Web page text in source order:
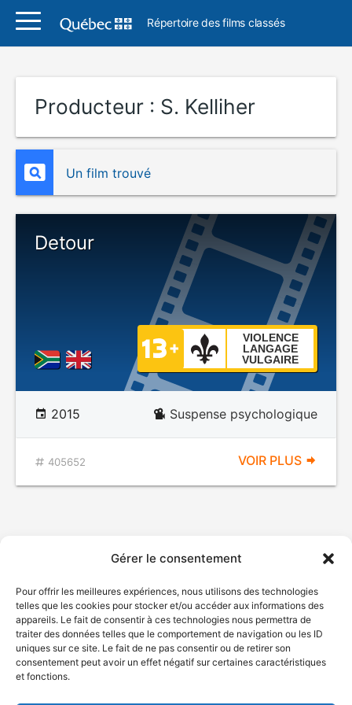
Gérer le consentement
Pour offrir les meilleures expériences, nous utilisons des technologies
telles que les cookies pour stocker et/ou accéder aux informations des
appareils. Le fait de consentir à ces technologies nous permettra de
traiter des données telles que le comportement de navigation ou les ID
uniques sur ce site. Le fait de ne pas consentir ou de retirer son
consentement peut avoir un effet négatif sur certaines caractéristiques
et fonctions.
Répertoire des films classés
Producteur : S. Kelliher
Un film trouvé
Detour
VIOLENCE
LANGAGE
VULGAIRE
2015 Suspense psychologique
405652 VOIR PLUS